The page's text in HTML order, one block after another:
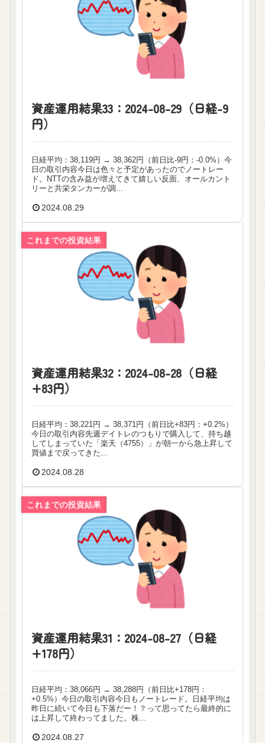
資産運用結果33：2024-08-29（日経-9
円）
日経平均：38,119円 → 38,362円（前日比-9円：-0.0%）今
日の取引内容今日は色々と予定があったのでノートレー
ド。NTTの含み益が増えてきて嬉しい反面、オールカント
リーと共栄タンカーが調...
2024.08.29
これまでの投資結果
資産運用結果32：2024-08-28（日経
+83円）
日経平均：38,221円 → 38,371円（前日比+83円：+0.2%）
今日の取引内容先週デイトレのつもりで購入して、持ち越
してしまっていた「楽天（4755）」が朝一から急上昇して
買値まで戻ってきた...
2024.08.28
これまでの投資結果
資産運用結果31：2024-08-27（日経
+178円）
日経平均：38,066円 → 38,288円（前日比+178円：
+0.5%）今日の取引内容今日もノートレード。日経平均は
昨日に続いて今日も下落だー！？って思ってたら最終的に
は上昇して終わってました。株...
2024.08.27